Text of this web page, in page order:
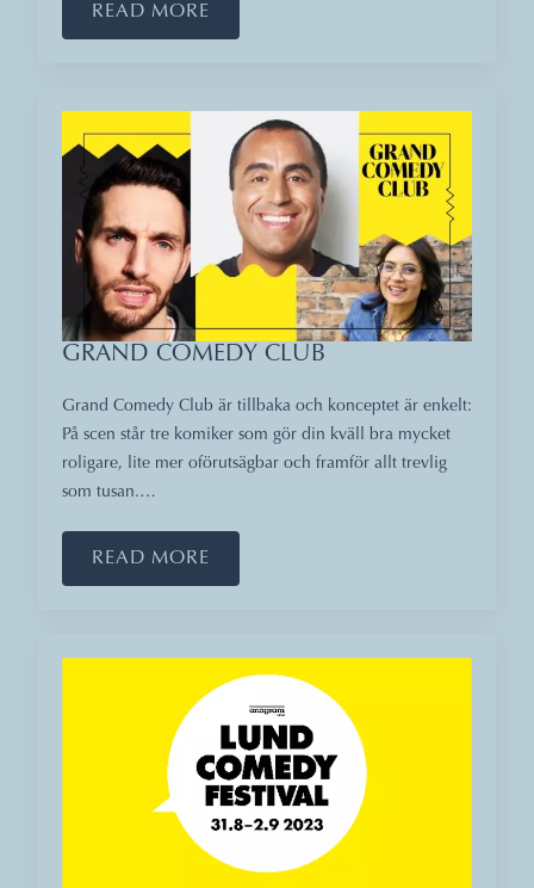
READ MORE
GRAND COMEDY CLUB
Grand Comedy Club är tillbaka och konceptet är enkelt:
På scen står tre komiker som gör din kväll bra mycket
roligare, lite mer oförutsägbar och framför allt trevlig
som tusan.…
READ MORE